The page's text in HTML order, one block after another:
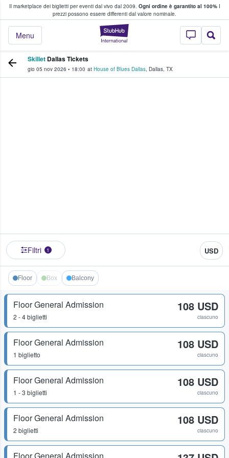
Il marketplace dei biglietti per eventi dal vivo dal 2009. Ogni ordine è garantito al 100%I
prezzi possono essere differenti dal valore nominale.
StubHub - Dove
Menu
fan comprano e vendono biglietti
Skillet Dallas Tickets
gio 05 nov 2026 • 18:00 at House of Blues Dallas, Dallas, TX
Filtri 1 USD
Floor Box Balcony
Floor General Admission
2 - 4 biglietti
108 USD
ciascuno
Floor General Admission
1 biglietto
108 USD
ciascuno
Floor General Admission
1 - 3 biglietti
108 USD
ciascuno
Floor General Admission
2 biglietti
108 USD
ciascuno